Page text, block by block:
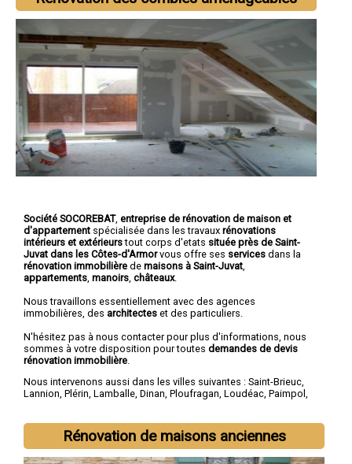
Société SOCOREBAT, entreprise de rénovation de maison et
d'appartement spécialisée dans les travaux rénovations
intérieurs et extérieurstout corps d'etats située près de Saint-
Juvat dans les Côtes-d'Armorvous offre ses services dans la
rénovation immobilière de maisons à Saint-Juvat
appartements manoirs châteaux.
Nous travaillons essentiellement avec des agences
immobilières, des architectes et des particuliers.
N'hésitez pas à nous contacter pour plus d'informations, nous
sommes à votre disposition pour toutes demandes de devis
rénovation immobilière
Nous intervenons aussi dans les villes suivantes : Saint-Brieuc,
Lannion, Plérin, Lamballe, Dinan, Ploufragan, Loudéac, Paimpol ,
Rénovation de maisons anciennes